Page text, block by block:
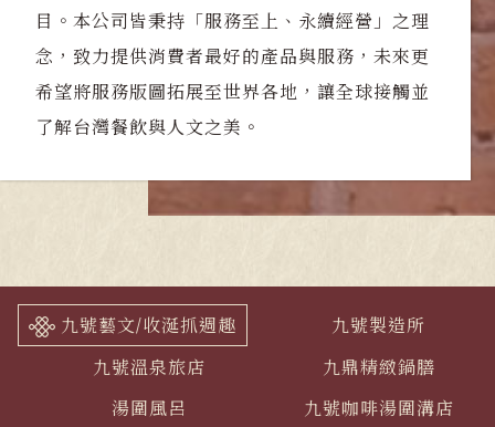
目。本公司皆秉持「服務至上、永續經營」之理
念，致力提供消費者最好的產品與服務，未來更
希望將服務版圖拓展至世界各地，讓全球接觸並
了解台灣餐飲與人文之美。
九號藝文/收涎抓週趣
九號製造所
九號溫泉旅店
九鼎精緻鍋膳
湯圍風呂
九號咖啡湯圍溝店